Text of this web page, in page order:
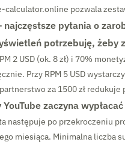
calculator.online pozwala
najczęstsze pytania o
potrzebuję, żeby
2 USD (ok. 8 zł) i 70%
Przy RPM 5 USD
za 1500 zł
YouTube zaczyna
następuje po przekroczeniu
miesiąca. Minimalna liczba